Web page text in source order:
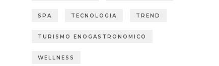
SPA TECNOLOGIA TREND
TURISMO ENOGASTRONOMICO
WELLNESS